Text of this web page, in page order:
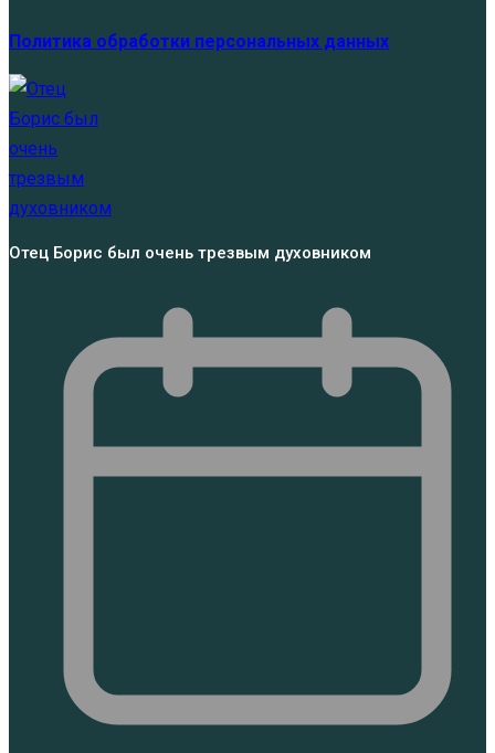
Политика обработки персональных данных
Отец Борис был очень трезвым духовником